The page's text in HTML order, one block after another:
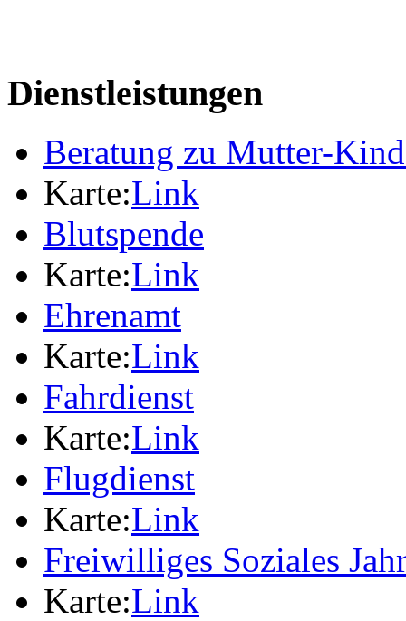
Dienstleistungen
Beratung zu Mutter-
Karte:Link
Blutspende
Karte:Link
Ehrenamt
Karte:Link
Fahrdienst
Karte:Link
Flugdienst
Karte:Link
Freiwilliges Soziales
Karte:Link